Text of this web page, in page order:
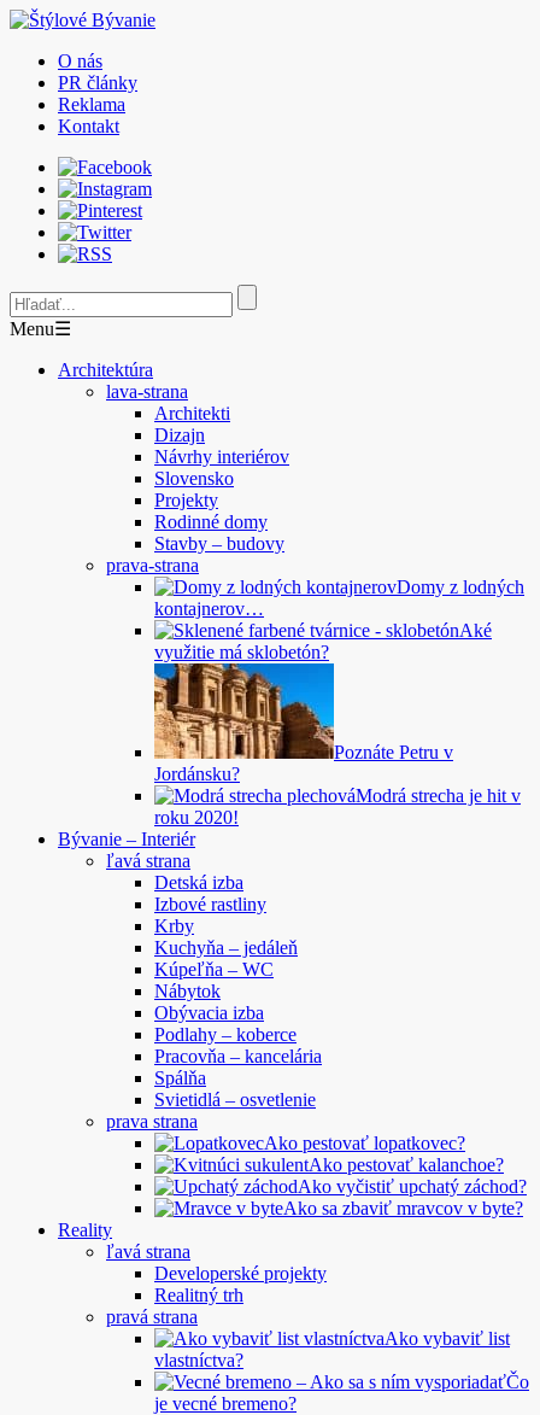
O nás
PR články
Reklama
Kontakt
Menu☰
Architektúra
lava-strana
Architekti
Dizajn
Návrhy interiérov
Slovensko
Projekty
Rodinné domy
Stavby – budovy
prava-strana
Domy z lodných
kontajnerov…
Aké
využitie má sklobetón?
Poznáte Petru v
Jordánsku?
Modrá strecha je hit v
roku 2020!
Bývanie – Interiér
ľavá strana
Detská izba
Izbové rastliny
Krby
Kuchyňa – jedáleň
Kúpeľňa – WC
Nábytok
Obývacia izba
Podlahy – koberce
Pracovňa – kancelária
Spálňa
Svietidlá – osvetlenie
prava strana
Ako pestovať lopatkovec?
Ako pestovať kalanchoe?
Ako vyčistiť upchatý záchod?
Ako sa zbaviť mravcov v byte?
Reality
ľavá strana
Developerské projekty
Realitný trh
pravá strana
Ako vybaviť list
vlastníctva?
Čo
je vecné bremeno?